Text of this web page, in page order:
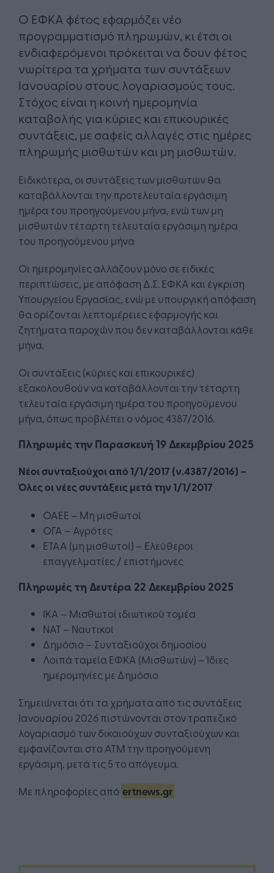
Ο ΕΦΚΑ φέτος εφαρμόζει νέο
προγραμματισμό πληρωμών, κι έτσι οι
ενδιαφερόμενοι πρόκειται να δουν φέτος
νωρίτερα τα χρήματα των συντάξεων
Ιανουαρίου στους λογαριασμούς τους.
Στόχος είναι η κοινή ημερομηνία
καταβολής για κύριες και επικουρικές
συντάξεις, με σαφείς αλλαγές στις ημέρες
πληρωμής μισθωτών και μη μισθωτών.
Ειδικότερα, οι συντάξεις των μισθωτών θα
καταβάλλονται την προτελευταία εργάσιμη
ημέρα του προηγούμενου μήνα, ενώ των μη
μισθωτών τέταρτη τελευταία εργάσιμη ημέρα
του προηγούμενου μήνα
Οι ημερομηνίες αλλάζουν μόνο σε ειδικές
περιπτώσεις, με απόφαση Δ.Σ. ΕΦΚΑ και έγκριση
Υπουργείου Εργασίας, ενώ με υπουργική απόφαση
θα ορίζονται λεπτομέρειες εφαρμογής και
ζητήματα παροχών που δεν καταβάλλονται κάθε
μήνα.
Οι συντάξεις (κύριες και επικουρικές)
εξακολουθούν να καταβάλλονται την τέταρτη
τελευταία εργάσιμη ημέρα του προηγούμενου
μήνα, όπως προβλέπει ο νόμος 4387/2016.
Πληρωμές την Παρασκευή 19 Δεκεμβρίου 2025
Νέοι συνταξιούχοι από 1/1/2017 (ν.4387/2016) –
Όλες οι νέες συντάξεις μετά την 1/1/2017
ΟΑΕΕ – Μη μισθωτοί
ΟΓΑ – Αγρότες
ΕΤΑΑ (μη μισθωτοί) – Ελεύθεροι
επαγγελματίες / επιστήμονες
Πληρωμές τη Δευτέρα 22 Δεκεμβρίου 2025
ΙΚΑ – Μισθωτοί ιδιωτικού τομέα
ΝΑΤ – Ναυτικοί
Δημόσιο – Συνταξιούχοι δημοσίου
Λοιπά ταμεία ΕΦΚΑ (Μισθωτών) – Ίδιες
ημερομηνίες με Δημόσιο
Σημειώνεται ότι τα χρήματα από τις συντάξεις
Ιανουαρίου 2026 πιστώνονται στον τραπεζικό
λογαριασμό των δικαιούχων συνταξιούχων και
εμφανίζονται στο ΑΤΜ την προηγούμενη
εργάσιμη, μετά τις 5 το απόγευμα.
Με πληροφορίες από ertnews.gr